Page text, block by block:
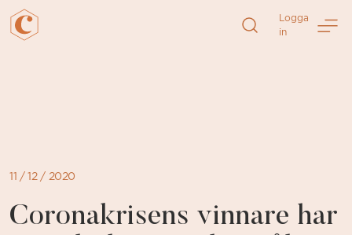
Logga
in
11 / 12 / 2020
Coronakrisens vinnare har